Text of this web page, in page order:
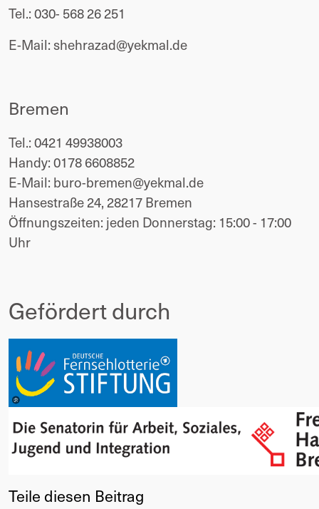
Tel.: 030- 568 26 251
E-Mail: shehrazad@yekmal.de
Bremen
Tel.: 0421 49938003
Handy: 0178 6608852
E-Mail: buro-bremen@yekmal.de
Hansestraße 24, 28217 Bremen
Öffnungszeiten: jeden Donnerstag: 15:00 - 17:00
Uhr
Gefördert durch
Teile diesen Beitrag